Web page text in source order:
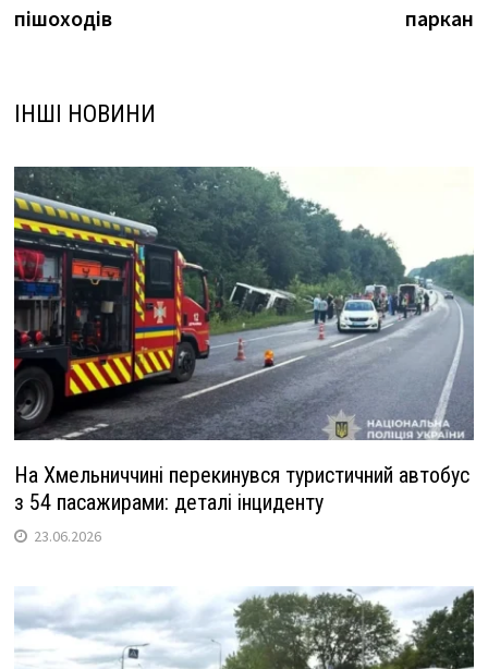
пішоходів
паркан
ІНШІ НОВИНИ
На Хмельниччині перекинувся туристичний автобус
з 54 пасажирами: деталі інциденту
23.06.2026